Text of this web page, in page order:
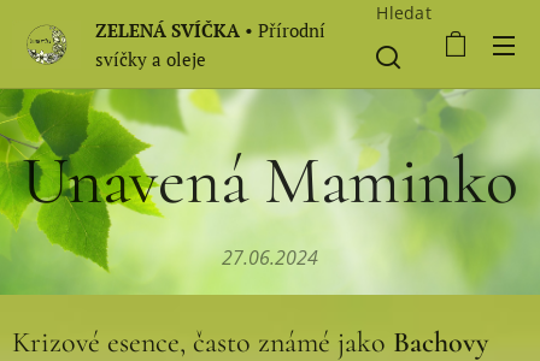
ZELENÁ SVÍČKA • Přírodní
svíčky a oleje
Hledat
Unavená Maminko
27.06.2024
Krizové esence, často známé jako Bachovy